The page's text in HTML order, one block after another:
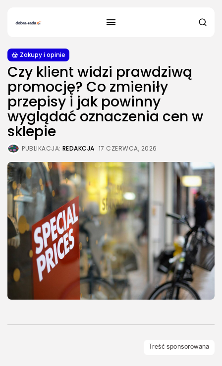
Zakupy i opinie
Czy klient widzi prawdziwą
promocję? Co zmieniły
przepisy i jak powinny
wyglądać oznaczenia cen w
sklepie
PUBLIKACJA: REDAKCJA 17 CZERWCA, 2026